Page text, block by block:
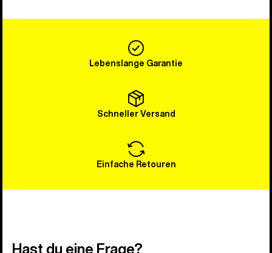
Lebenslange Garantie
Schneller Versand
Einfache Retouren
Hast du eine Frage?